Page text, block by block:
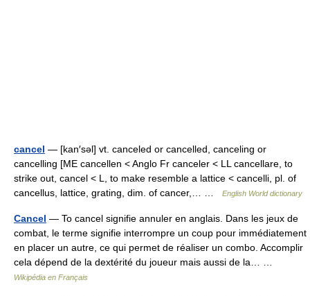
cancel — [kan′səl] vt. canceled or cancelled, canceling or
cancelling [ME cancellen < Anglo Fr canceler < LL cancellare, to
strike out, cancel < L, to make resemble a lattice < cancelli, pl. of
cancellus, lattice, grating, dim. of cancer,… …
English World dictionary
Cancel — To cancel signifie annuler en anglais. Dans les jeux de
combat, le terme signifie interrompre un coup pour immédiatement
en placer un autre, ce qui permet de réaliser un combo. Accomplir
cela dépend de la dextérité du joueur mais aussi de la… …
Wikipédia en Français